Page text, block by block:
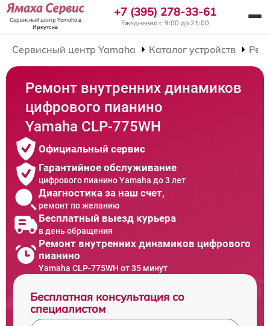
Сервисный центр Yamahaв
Иркутске
+7 (395) 278-33-61
Ежедневно с 9:00 до 21:00
Сервисный центр Yamaha Каталог устройств
Ремонт внутренних динамиков
цифрового пианино
Yamaha CLP-775WH
Официальный сервис
Гарантийное обслуживание
цифрового пианино Yamaha до 3 лет
Диагностика за наш счет,
ремонт по желанию
Бесплатный выезд курьера
в день обращения
Ремонт внутренних динамиков цифрового
пианино
Yamaha CLP-775WH от 35 минут
Бесплатная консультация со
специалистом